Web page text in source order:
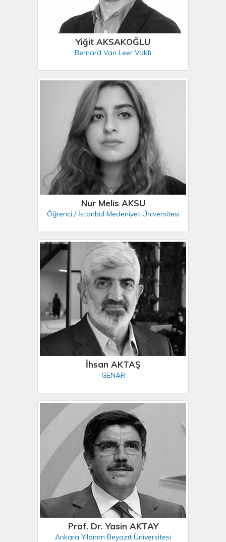
Yiğit AKSAKOĞLU
Bernard Van Leer Vakfı
Nur Melis AKSU
Öğrenci / İstanbul Medeniyet Üniversitesi
İhsan AKTAŞ
GENAR
Prof. Dr. Yasin AKTAY
Ankara Yıldırım Beyazıt Üniversitesi